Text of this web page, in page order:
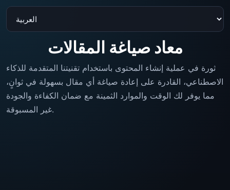
معاد صياغة المقالات
ثورة في عملية إنشاء المحتوى باستخدام تقنيتنا المتقدمة للذكاء
الاصطناعي، القادرة على إعادة صياغة أي مقال بسهولة في ثوانٍ،
مما يوفر لك الوقت والموارد الثمينة مع ضمان الكفاءة والجودة
غير المسبوقة.